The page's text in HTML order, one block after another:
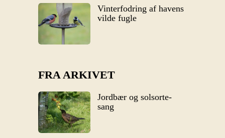
Vinterfodring af havens
vilde fugle
FRA ARKIVET
Jordbær og solsorte-
sang